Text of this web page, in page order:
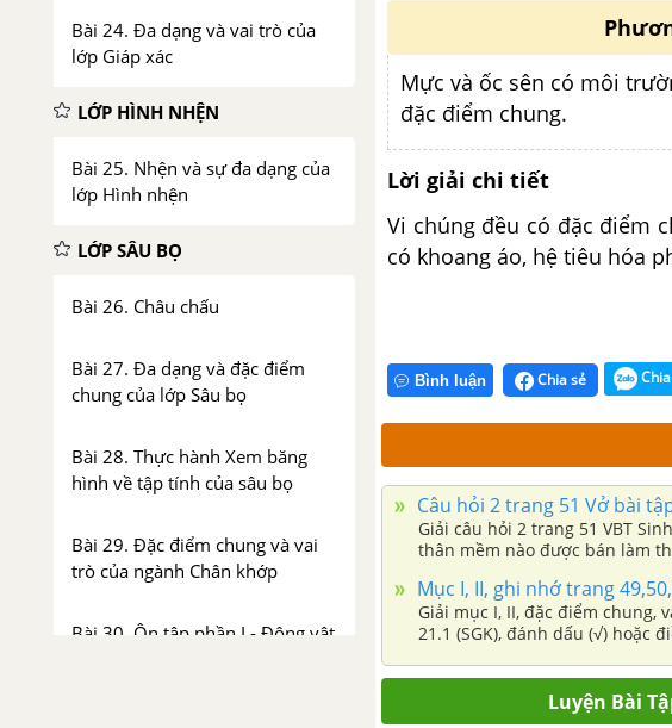
Bài 24. Đa dạng và vai trò của
lớp Giáp xác
LỚP HÌNH NHỆN
Bài 25. Nhện và sự đa dạng của
lớp Hình nhện
LỚP SÂU BỌ
Bài 26. Châu chấu
Bài 27. Đa dạng và đặc điểm
chung của lớp Sâu bọ
Bài 28. Thực hành Xem băng
hình về tập tính của sâu bọ
Bài 29. Đặc điểm chung và vai
trò của ngành Chân khớp
Bài 30. Ôn tập phần I - Động vật
Mực và ốc sên có môi
đặc điểm chung.
Lời giải chi tiết
Vi chúng đều có đặc điểm
có khoang áo, hệ tiêu hóa
Bình luận Chia sẻ
Câu hỏi 2 trang 51 Vở bài
Giải câu hỏi 2 trang 51 VBT
thân mềm nào được bán làm
Mục I, II, ghi nhớ trang
Giải mục I, II, đặc điểm chung,
21.1 (SGK), đánh dấu (√) hoặc
Luyện Bài